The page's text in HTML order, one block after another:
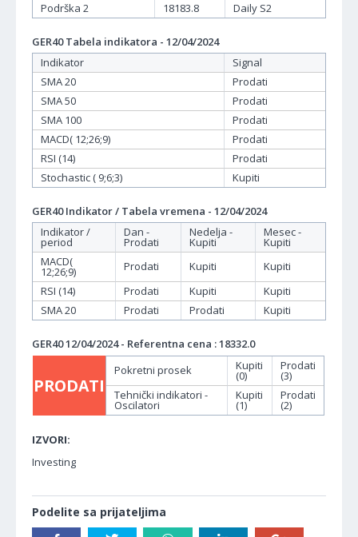
Podrška 2
18183.8 Daily S2
GER40 Tabela indikatora - 12/04/2024
Indikator
Signal
SMA 20
Prodati
SMA 50
Prodati
SMA 100
Prodati
MACD( 12;26;9)
Prodati
RSI (14)
Prodati
Stochastic ( 9;6;3)
Kupiti
GER40 Indikator / Tabela vremena - 12/04/2024
Indikator /
period
Dan -
Prodati
Nedelja -
Kupiti
Mesec -
Kupiti
MACD(
12;26;9) Prodati Kupiti
Kupiti
RSI (14)
Prodati Kupiti
Kupiti
SMA 20
Prodati Prodati Kupiti
GER40 12/04/2024 - Referentna cena : 18332.0
PRODATI
Pokretni prosek Kupiti
(0)
Prodati
(3)
Tehnički indikatori -
Oscilatori
Kupiti
(1)
Prodati
(2)
IZVORI:
Investing
Podelite sa prijateljima